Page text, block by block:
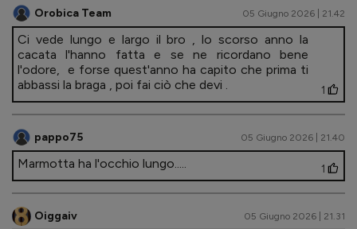
Orobica Team 05 Giugno 2026 | 21.42
Ci vede lungo e largo il bro , lo scorso anno la
cacata l'hanno fatta e se ne ricordano bene
l'odore, e forse quest'anno ha capito che prima ti
abbassi la braga , poi fai ciò che devi .
1
pappo75 05 Giugno 2026 | 21.40
Marmotta ha l'occhio lungo..... 1
Oiggaiv 05 Giugno 2026 | 21.31